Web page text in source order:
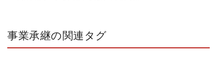
事業承継の関連タグ